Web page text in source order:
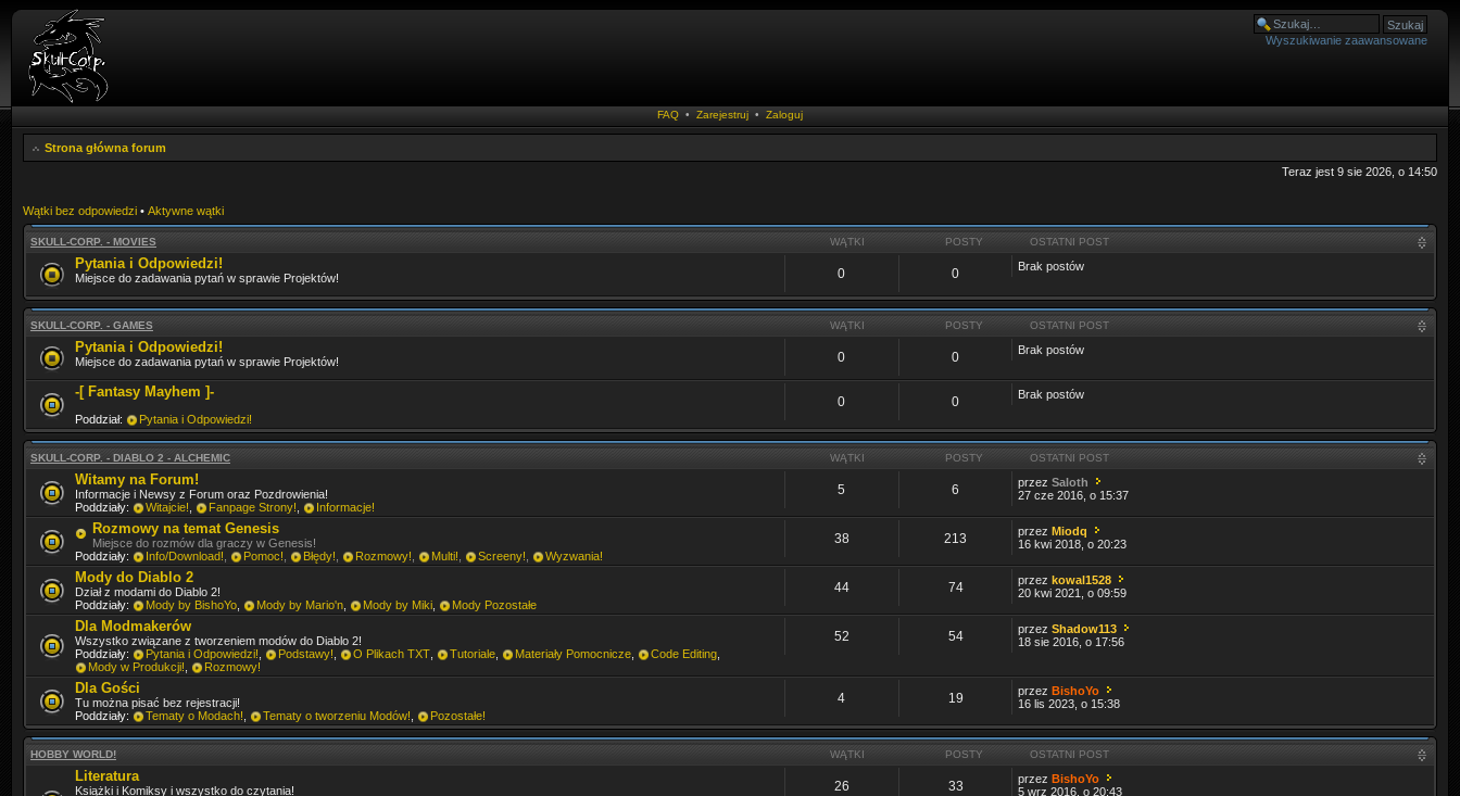
Wyszukiwanie zaawansowane
FAQ • Zarejestruj • Zaloguj
Strona główna forum
Teraz jest 9 sie 2026, o 14:50
Wątki bez odpowiedzi • Aktywne wątki
SKULL-CORP. - MOVIES WĄTKI POSTY OSTATNI POST
Pytania i Odpowiedzi!
Miejsce do zadawania pytań w sprawie Projektów! 0 0 Brak postów
SKULL-CORP. - GAMES WĄTKI POSTY OSTATNI POST
Pytania i Odpowiedzi!
Miejsce do zadawania pytań w sprawie Projektów! 0 0 Brak postów
-[ Fantasy Mayhem ]-
Poddział: Pytania i Odpowiedzi!
0 0 Brak postów
SKULL-CORP. - DIABLO 2 - ALCHEMIC WĄTKI POSTY OSTATNI POST
Witamy na Forum!
Informacje i Newsy z Forum oraz Pozdrowienia!
Poddziały:
Witajcie! Fanpage Strony! Informacje!
5 6 przezSaloth
27 cze 2016, o 15:37
Rozmowy na temat Genesis
Miejsce do rozmów dla graczy w Genesis!
Poddziały:
Info/Download! Pomoc! Błędy! Rozmowy! Multi! Screeny! Wyzwania!
38 213 przezMiodq
16 kwi 2018, o 20:23
Mody do Diablo 2
Dział z modami do Diablo 2!
Poddziały:
Mody by BishoYo Mody by Mario'n Mody by Miki Mody Pozostałe
44 74 przezkowal1528
20 kwi 2021, o 09:59
Dla Modmakerów
Wszystko związane z tworzeniem modów do Diablo 2!
Poddziały:
Pytania i Odpowiedzi! Podstawy! O Plikach TXT Tutoriale Materiały Pomocnicze Code Editing
Mody w Produkcji!
Rozmowy!
52 54 przezShadow113
18 sie 2016, o 17:56
Dla Gości
Tu można pisać bez rejestracji!
Poddziały:
Tematy o Modach! Tematy o tworzeniu Modów! Pozostałe!
4 19 przezBishoYo
16 lis 2023, o 15:38
HOBBY WORLD! WĄTKI POSTY OSTATNI POST
Literatura
Książki i Komiksy i wszystko do czytania!
26 33 przezBishoYo
5 wrz 2016, o 20:43